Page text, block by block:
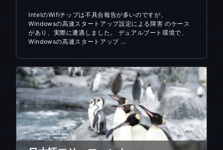
IntelのWifiチップは不具合報告が多いのですが、
Windowsの高速スタートアップ設定による障害 のケース
があり、実際に遭遇しました。 デュアルブート環境で、
Windowsの高速スタートアップ …